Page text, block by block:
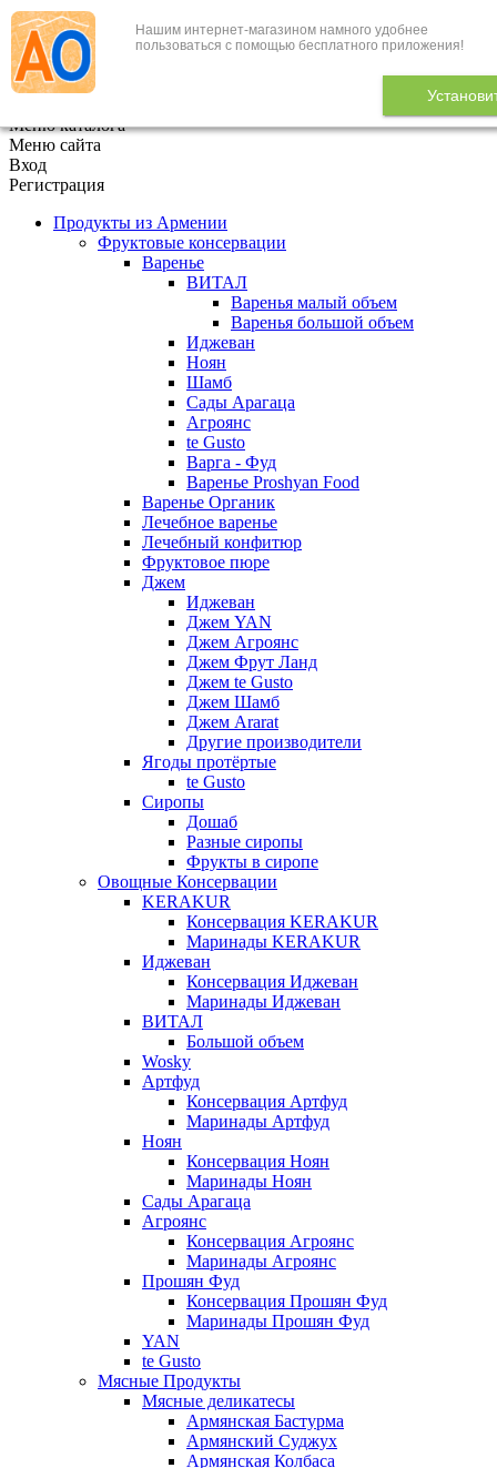
Нашим интернет-магазином намного удобнее
пользоваться с помощью бесплатного приложения!
+7 (495) 646-888-1
В корзине 0
Меню каталога
Меню сайта
Вход
Регистрация
Продукты из Армении
Фруктовые консервации
Варенье
ВИТАЛ
Варенья малый объем
Варенья большой объем
Иджеван
Ноян
Шамб
Сады Арагаца
Агроянс
te Gusto
Варга - Фуд
Варенье Proshyan Food
Варенье Органик
Лечебное варенье
Лечебный конфитюр
Фруктовое пюре
Джем
Иджеван
Джем YAN
Джем Агроянс
Джем Фрут Ланд
Джем te Gusto
Джем Шамб
Джем Ararat
Другие производители
Ягоды протёртые
te Gusto
Сиропы
Дошаб
Разные сиропы
Фрукты в сиропе
Овощные Консервации
KERAKUR
Консервация KERAKUR
Маринады KERAKUR
Иджеван
Консервация Иджеван
Маринады Иджеван
ВИТАЛ
Большой объем
Wosky
Артфуд
Консервация Артфуд
Маринады Артфуд
Ноян
Консервация Ноян
Маринады Ноян
Сады Арагаца
Агроянс
Консервация Агроянс
Маринады Агроянс
Прошян Фуд
Консервация Прошян Фуд
Маринады Прошян Фуд
YAN
te Gusto
Мясные Продукты
Мясные деликатесы
Армянская Бастурма
Армянский Суджух
Армянская Колбаса